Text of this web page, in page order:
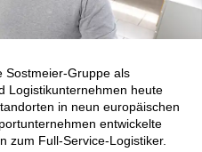
Sostmeier-Gruppe als
Logistikunternehmen heute
in neun europäischen
entwickelte
zum Full-Service-Logistiker.